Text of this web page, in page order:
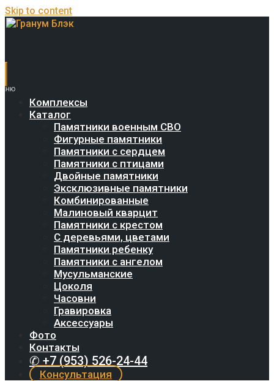
Skip to content
Комплексы
Каталог
Памятники военным СВО
Фигурные памятники
Памятники с сердцем
Памятники с птицами
Двойные памятники
Эксклюзивные памятники
Комбинированные
Малиновый кварцит
Памятники с крестом
С деревьями, цветами
Памятники ребенку
Памятники с ангелом
Мусульманские
Цоколя
Часовни
Гравировка
Аксессуары
Фото
Контакты
✆ +7 (953) 526-24-44
Консультация